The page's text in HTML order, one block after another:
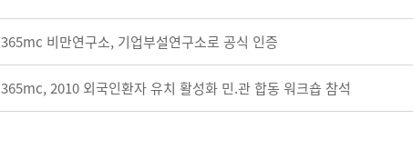
365mc 비만연구소, 기업부설연구소로 공식 인증
365mc, 2010 외국인환자 유치 활성화 민.관 합동 워크숍 참석